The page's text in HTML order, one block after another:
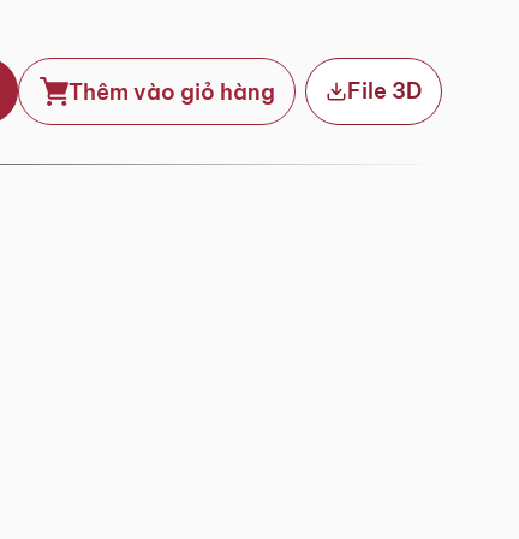
Thêm vào giỏ hàng File 3D